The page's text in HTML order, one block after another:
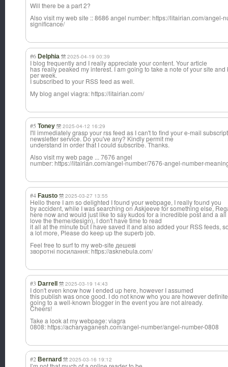
Will there be a part 2?
Also visit my web site :: 8686 angel number: https://litairian.com/angel-
significance/
#6 Delphia 2025-04-19 00:39
I blog frequently and I really appreciate your content. Your article
has really peaked my interest. I am going to take a note of your site
per week.
I subscribed to your RSS feed as well.
My blog angel viagra: https://litairian.com/
#5 Toney 2025-04-12 16:29
I'll immediately grasp your rss feed as I can't to find your e-mail
newsletter service. Do you've any? Kindly permit me
understand in order that I could subscribe. Thanks.
Also visit my web page ... 7676 angel
number: https://litairian.com/angel-number/7676-angel-number-
#4 Fausto 2025-03-27 13:55
Hello there I am so delighted I found your webpage, I really found you
by accident, while I was searching on Askjeeve for something else,
here now and would just like to say kudos for a incredible post and a
love the theme/design), I don't have time to read
it all at the minute but I have saved it and also added your RSS feeds,
a lot more, Please do keep up the superb job.
Feel free to surf to my web-site дешеві
зворотні посилання: https://asknebula.com/
#3 Darrell 2025-03-19 14:43
I don't even know how I ended up here, however I assumed
this publish was once good. I do not know who you are however
going to a well-known blogger in the event you are not already.
Cheers!
Take a look at my webpage: viagra
0808: https://acharyaganesh.com/angel-number/angel-number-0808
#2 Bernard 2025-03-16 19:12